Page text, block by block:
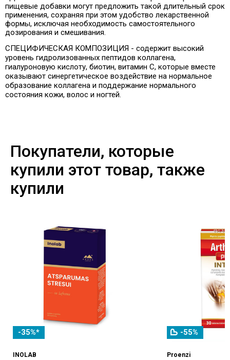
пищевые добавки могут предложить такой длительный срок
применения, сохраняя при этом удобство лекарственной
формы, исключая необходимость самостоятельного
дозирования и смешивания.
СПЕЦИФИЧЕСКАЯ КОМПОЗИЦИЯ - содержит высокий
уровень гидролизованных пептидов коллагена,
гиалуроновую кислоту, биотин, витамин С, которые вместе
оказывают синергетическое воздействие на нормальное
образование коллагена и поддержание нормального
состояния кожи, волос и ногтей.
Покупатели, которые
купили этот товар, также
купили
-35%*
INOLAB
-55%
Proenzi